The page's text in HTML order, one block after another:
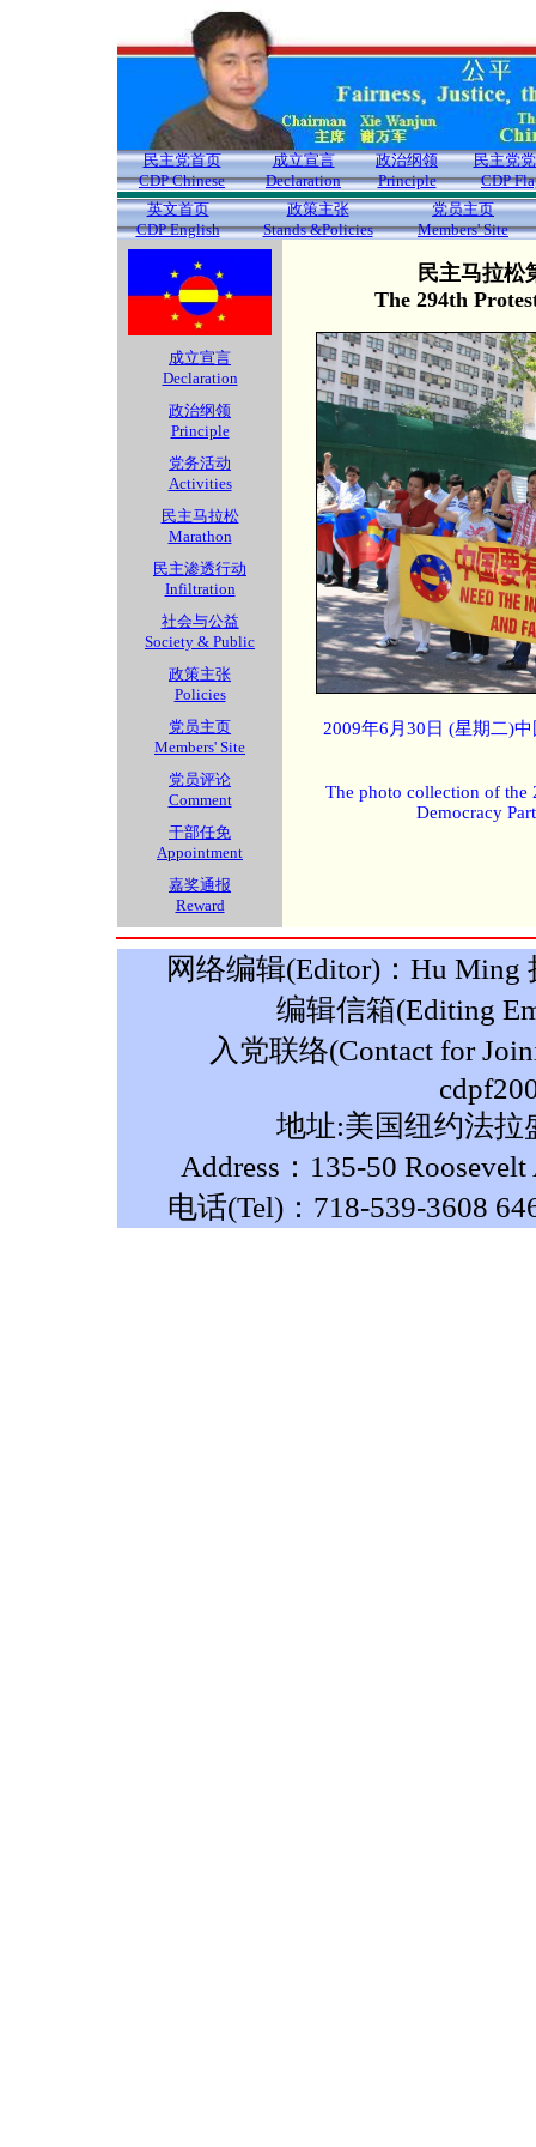
民主党首页
CDP Chinese
成立宣言
Declaration
政治纲领
Principle
民主党
CDP
英文首页
CDP English
政策主张
Stands &Policies
党员主页
Members' Site
成立宣言
Declaration
政治纲领
Principle
党务活动
Activities
民主马拉松
Marathon
民主渗透行动
Infiltration
社会与公益
Society & Public
政策主张
Policies
党员主页
Members' Site
党员评论
Comment
干部任免
Appointment
嘉奖通报
Reward
民主马拉松
The 294th
2009年6月30日 (星期二)
The photo collection of the
Democracy
网络编辑(Editor)：Hu Ming
编辑信箱(Editing
入党联络(Contact for
地址:美国纽约法拉
Address：135-50
电话(Tel)：718-539-3608